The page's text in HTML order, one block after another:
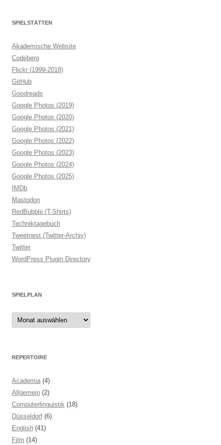
SPIELSTÄTTEN
Akademische Website
Codeberg
Flickr (1999-2018)
GitHub
Goodreads
Google Photos (2019)
Google Photos (2020)
Google Photos (2021)
Google Photos (2022)
Google Photos (2023)
Google Photos (2024)
Google Photos (2025)
IMDb
Mastodon
RedBubble (T-Shirts)
Techniktagebuch
Tweetnest (Twitter-Archiv)
Twitter
WordPress Plugin Directory
SPIELPLAN
Spielplan
REPERTOIRE
Academia (4)
Allgemein (2)
Computerlinguistik (18)
Düsseldorf (6)
English (41)
Film (14)